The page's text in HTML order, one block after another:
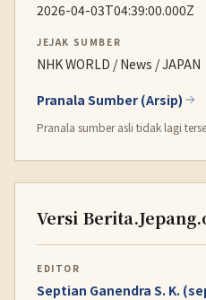
2026-04-03T04:39:00.000Z
JEJAK SUMBER
NHK WORLD / News / JAPAN
Pranala Sumber (Arsip)
Pranala sumber asli tidak lagi
Versi
EDITOR
Septian Ganendra S. K.